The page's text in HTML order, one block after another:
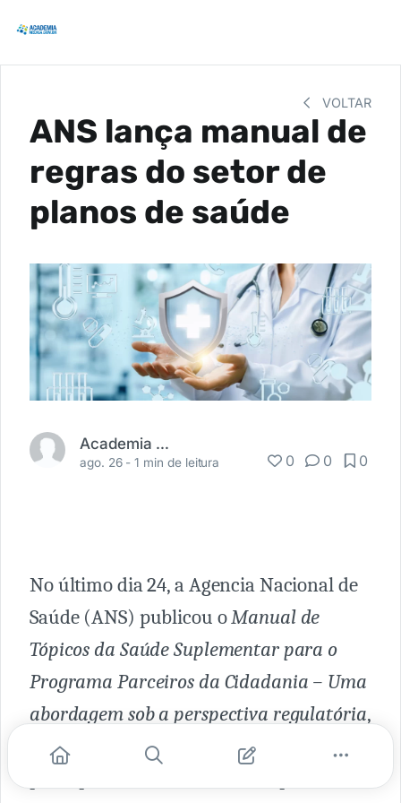
VOLTAR
ANS lança manual de
regras do setor de
planos de saúde
Academia Médica
ago. 26 -1 min de leitura 0 0 0
No último dia 24, a Agencia Nacional de
Saúde (ANS) publicou oManual de
Tópicos da Saúde Suplementar para o
Programa Parceiros da Cidadania – Uma
abordagem sob a perspectiva regulatória,
buscando informar sobre algumas das